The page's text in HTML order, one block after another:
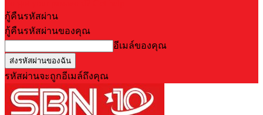
กู้คืนรหัสผ่าน
กู้คืนรหัสผ่านของคุณ
อีเมล์ของคุณ
รหัสผ่านจะถูกอีเมล์ถึงคุณ